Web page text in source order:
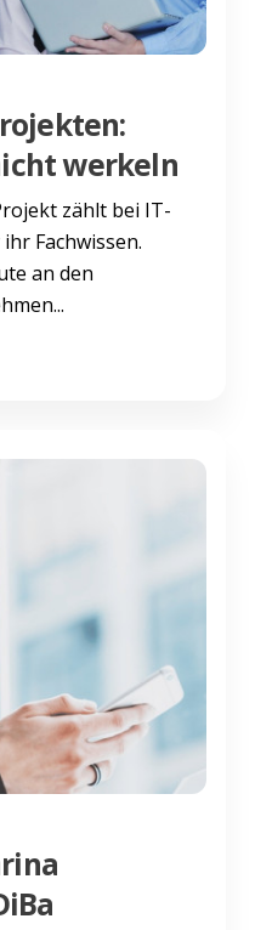
werkeln
zählt bei IT-
Fachwissen.
an den